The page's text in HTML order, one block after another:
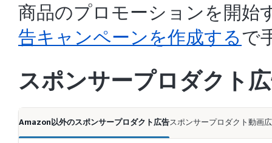
商品のプロモーションを開始
告キャンペーンを作成するで
スポンサープロダクト
Amazon以外のスポンサープロダクト広告スポンサープロダクト動画